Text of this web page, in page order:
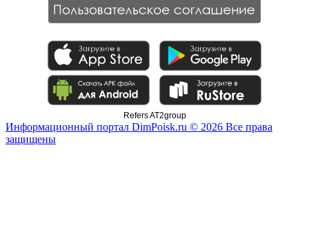
Refers AT2group
Информационный портал DimPoisk.ru © 2026 Все права
защищены